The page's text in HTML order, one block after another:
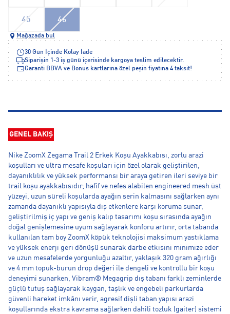
45 46
Mağazada bul
30 Gün İçinde Kolay İade
Siparişin 1-3 iş günü içerisinde kargoya teslim edilecektir.
Garanti BBVA ve Bonus kartlarına özel peşin fiyatına 4 taksit!
GENEL BAKIŞ
Nike ZoomX Zegama Trail 2 Erkek Koşu Ayakkabısı, zorlu arazi
koşulları ve ultra mesafe koşuları için özel olarak geliştirilen,
dayanıklılık ve yüksek performansı bir araya getiren ileri seviye bir
trail koşu ayakkabısıdır; hafif ve nefes alabilen engineered mesh üst
yüzeyi, uzun süreli koşularda ayağın serin kalmasını sağlarken aynı
zamanda dayanıklı yapısıyla dış etkenlere karşı koruma sunar,
geliştirilmiş iç yapı ve geniş kalıp tasarımı koşu sırasında ayağın
doğal genişlemesine uyum sağlayarak konforu artırır, orta tabanda
kullanılan tam boy ZoomX köpük teknolojisi maksimum yastıklama
ve yüksek enerji geri dönüşü sunarak darbe etkisini minimize eder
ve uzun mesafelerde yorgunluğu azaltır, yaklaşık 320 gram ağırlığı
ve 4 mm topuk-burun drop değeri ile dengeli ve kontrollü bir koşu
deneyimi sunarken, Vibram® Megagrip dış tabanı farklı zeminlerde
güçlü tutuş sağlayarak kaygan, taşlık ve engebeli parkurlarda
güvenli hareket imkânı verir, agresif dişli taban yapısı arazi
koşullarında ekstra kavrama sağlarken dahili tozluk (gaiter) sistemi